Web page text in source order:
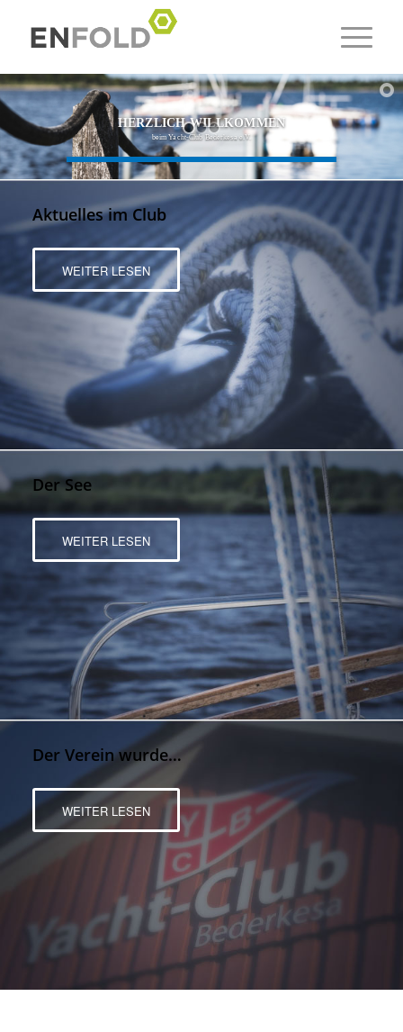
HERZLICH WILLKOMMEN
beim Yacht-Club Bederkesa e.V.
Aktuelles im Club
WEITER LESEN
Der See
WEITER LESEN
Der Verein wurde…
WEITER LESEN